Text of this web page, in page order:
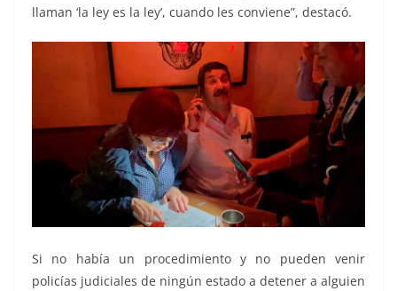
llaman ‘la ley es la ley’, cuando les conviene”, destacó.
Si no había un procedimiento y no pueden venir
policías judiciales de ningún estado a detener a alguien